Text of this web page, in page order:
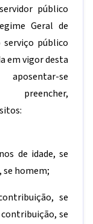
público
Geral de
serviço público
em vigor desta
se
de idade, se
se homem;
se
se